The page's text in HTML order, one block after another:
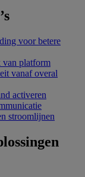
voor betere
platform
vanaf overal
activeren
stroomlijnen